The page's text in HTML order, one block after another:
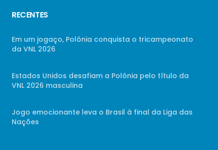
RECENTES
Em um jogaço, Polônia conquista o tricampeonato
da VNL 2026
Estados Unidos desafiam a Polônia pelo título da
VNL 2026 masculina
Jogo emocionante leva o Brasil à final da Liga das
Nações